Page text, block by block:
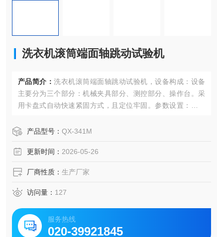
洗衣机滚筒端面轴跳动试验机
产品简介： 洗衣机滚筒端面轴跳动试验机，设备构成：设备
主要分为三个部分：机械夹具部分、测控部分、操作台。采
用卡盘式自动快速紧固方式，且定位牢固。参数设置：可设
量距离、跳动合格判定值等。实时显示功能：位移、转速数
数据存储、分析功能，可记录、存储、查看、打印测试记
产品型号： QX-341M
更新时间： 2026-05-26
厂商性质： 生产厂家
访问量： 127
服务热线
020-39921845